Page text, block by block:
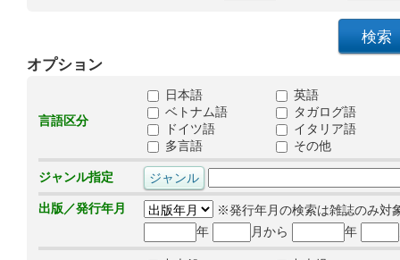
オプション
言語区分
日本語
英語
ベトナム語
タガログ語
ドイツ語
イタリア語
多言語
その他
ジャンル指定
出版／発行年月
※発行年月の検索は雑誌のみ対
年
月から 年